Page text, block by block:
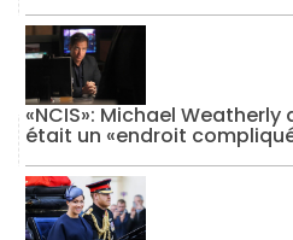
«NCIS»: Michael
était un «endroit